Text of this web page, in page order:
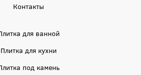
Контакты
для ванной
Плитка для кухни
под камень